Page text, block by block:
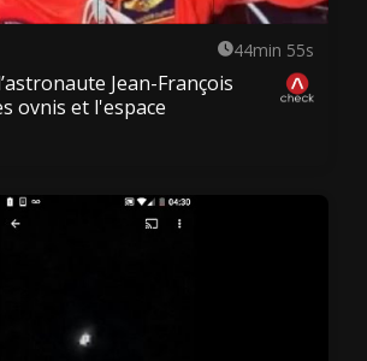
44min 55s
Jean-François
ovnis et l'espace